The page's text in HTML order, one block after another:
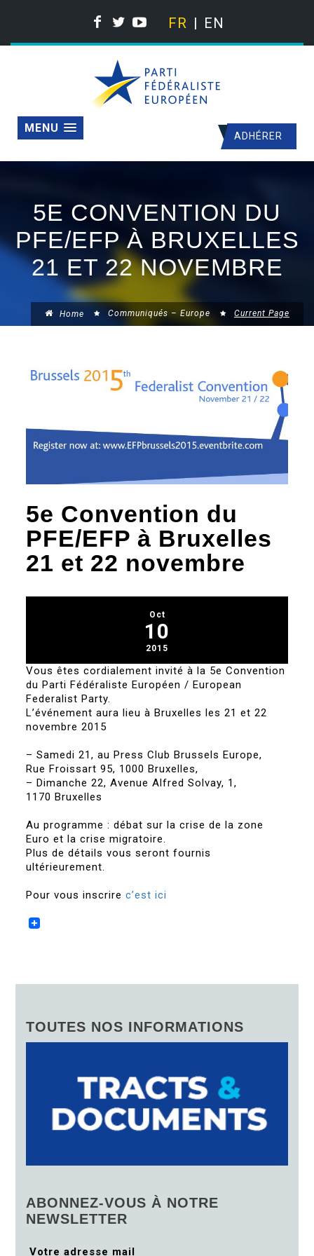
FR EN
ADHÉRER
MENU
5E CONVENTION DU
PFE/EFP À BRUXELLES
21 ET 22 NOVEMBRE
Home Communiqués – Europe Current Page
5e Convention du
PFE/EFP à Bruxelles
21 et 22 novembre
Oct
10
2015
Vous êtes cordialement invité à la 5e Convention
du Parti Fédéraliste Européen / European
Federalist Party.
L’événement aura lieu à Bruxelles les 21 et 22
novembre 2015
– Samedi 21, au Press Club Brussels Europe,
Rue Froissart 95, 1000 Bruxelles,
– Dimanche 22, Avenue Alfred Solvay, 1,
1170 Bruxelles
Au programme : débat sur la crise de la zone
Euro et la crise migratoire.
Plus de détails vous seront fournis
ultérieurement.
Pour vous inscrirec’est ici
TOUTES NOS INFORMATIONS
ABONNEZ-VOUS À NOTRE
NEWSLETTER
Votre adresse mail